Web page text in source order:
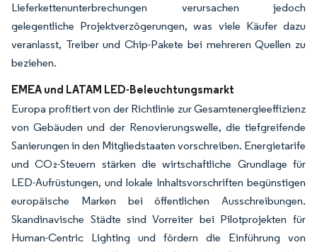
Lieferkettenunterbrechungen verursachen jedoch
gelegentliche Projektverzögerungen, was viele Käufer dazu
veranlasst, Treiber und Chip-Pakete bei mehreren Quellen zu
beziehen.
EMEA und LATAM LED-Beleuchtungsmarkt
Europa profitiert von der Richtlinie zur Gesamtenergieeffizienz
von Gebäuden und der Renovierungswelle, die tiefgreifende
Sanierungen in den Mitgliedstaaten vorschreiben. Energietarife
und CO₂-Steuern stärken die wirtschaftliche Grundlage für
LED-Aufrüstungen, und lokale Inhaltsvorschriften begünstigen
europäische Marken bei öffentlichen Ausschreibungen.
Skandinavische Städte sind Vorreiter bei Pilotprojekten für
Human-Centric Lighting und fördern die Einführung von